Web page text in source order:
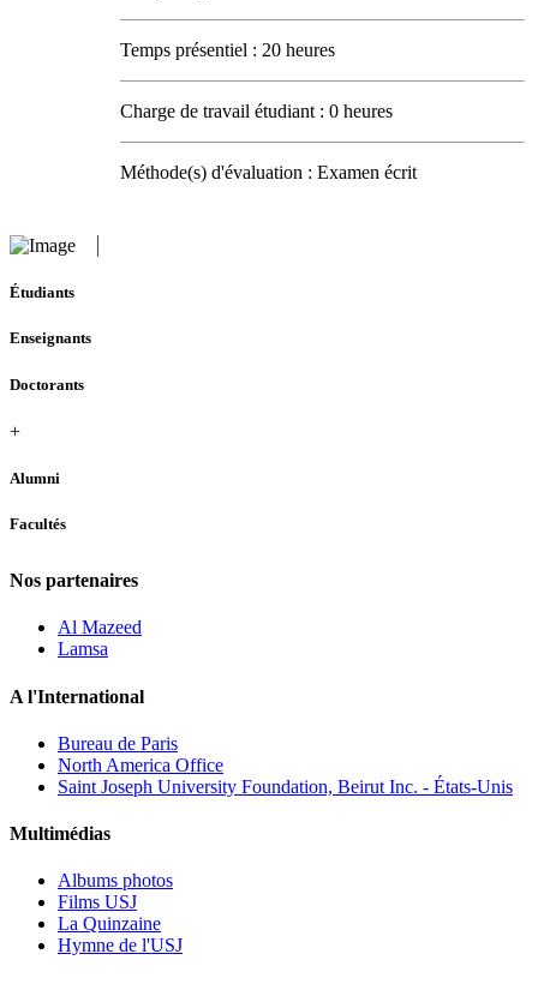
Temps présentiel : 20 heures
Charge de travail étudiant : 0 heures
Méthode(s) d'évaluation : Examen écrit
Étudiants
Enseignants
Doctorants
+
Alumni
Facultés
Nos partenaires
Al Mazeed
Lamsa
A l'International
Bureau de Paris
North America Office
Saint Joseph University Foundation, Beirut Inc. - États-Unis
Multimédias
Albums photos
Films USJ
La Quinzaine
Hymne de l'USJ